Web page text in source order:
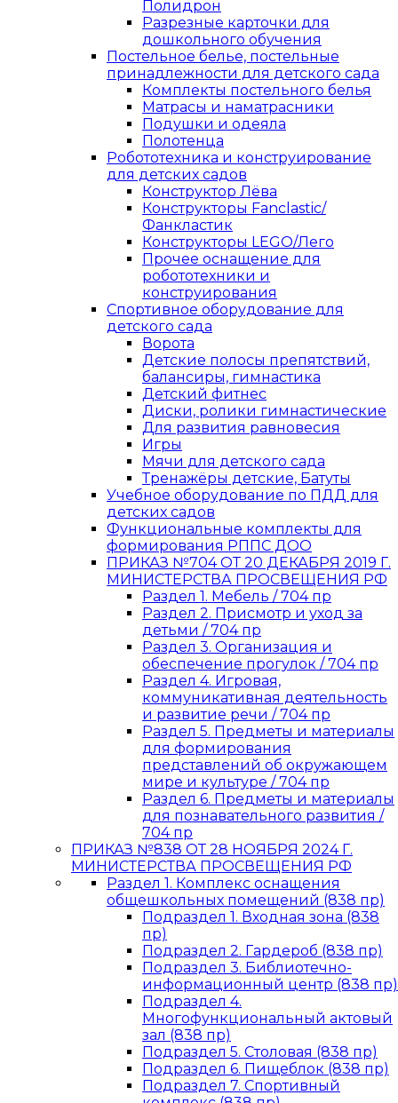
Полидрон
Разрезные карточки для
дошкольного обучения
Постельное белье, постельные
принадлежности для детского сада
Комплекты постельного белья
Матрасы и наматрасники
Подушки и одеяла
Полотенца
Робототехника и конструирование
для детских садов
Конструктор Лёва
Конструкторы Fanclastic/
Фанкластик
Конструкторы LEGO/Лего
Прочее оснащение для
робототехники и
конструирования
Спортивное оборудование для
детского сада
Ворота
Детские полосы препятствий,
балансиры, гимнастика
Детский фитнес
Диски, ролики гимнастические
Для развития равновесия
Игры
Мячи для детского сада
Тренажёры детские, Батуты
Учебное оборудование по ПДД для
детских садов
Функциональные комплекты для
формирования РППС ДОО
ПРИКАЗ №704 ОТ 20 ДЕКАБРЯ 2019 Г.
МИНИСТЕРСТВА ПРОСВЕЩЕНИЯ РФ
Раздел 1. Мебель / 704 пр
Раздел 2. Присмотр и уход за
детьми / 704 пр
Раздел 3. Организация и
обеспечение прогулок / 704 пр
Раздел 4. Игровая,
коммуникативная деятельность
и развитие речи / 704 пр
Раздел 5. Предметы и материалы
для формирования
представлений об окружающем
мире и культуре / 704 пр
Раздел 6. Предметы и материалы
для познавательного развития /
704 пр
ПРИКАЗ №838 ОТ 28 НОЯБРЯ 2024 Г.
МИНИСТЕРСТВА ПРОСВЕЩЕНИЯ РФ
Раздел 1. Комплекс оснащения
общешкольных помещений (838 пр)
Подраздел 1. Входная зона (838
пр)
Подраздел 2. Гардероб (838 пр)
Подраздел 3. Библиотечно-
информационный центр (838 пр)
Подраздел 4.
Многофункциональный актовый
зал (838 пр)
Подраздел 5. Столовая (838 пр)
Подраздел 6. Пищеблок (838 пр)
Подраздел 7. Спортивный